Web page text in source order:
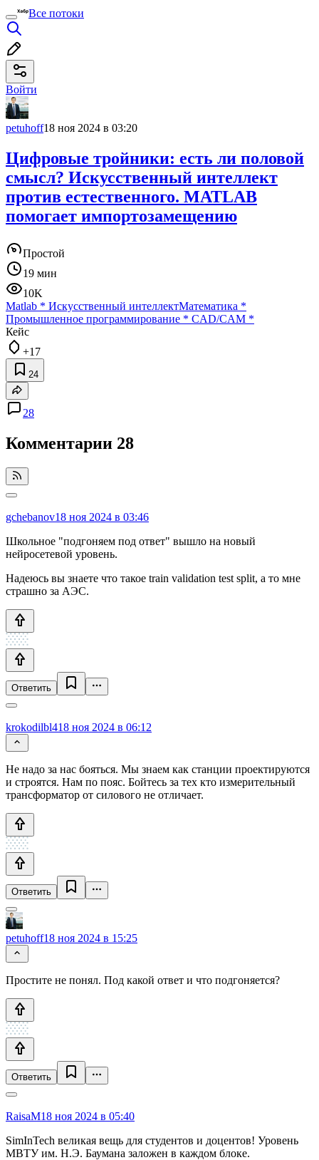
Все потоки
Войти
petuhoff18 ноя 2024 в 03:20
Цифровые тройники: есть ли половой
смысл? Искусственный интеллект
против естественного. MATLAB
помогает импортозамещению
Простой
19 мин
10K
Matlab * Искусственный интеллектМатематика *
Промышленное программирование * CAD/CAM *
Кейс
+17
24
28
Комментарии 28
gchebanov18 ноя 2024 в 03:46
Школьное "подгоняем под ответ" вышло на новый
нейросетевой уровень.
Надеюсь вы знаете что такое train validation test split, а то мне
страшно за АЭС.
Ответить
krokodilbl418 ноя 2024 в 06:12
Не надо за нас бояться. Мы знаем как станции проектируются
и строятся. Нам по пояс. Бойтесь за тех кто измерительный
трансформатор от силового не отличает.
Ответить
petuhoff18 ноя 2024 в 15:25
Простите не понял. Под какой ответ и что подгоняется?
Ответить
RaisaM18 ноя 2024 в 05:40
SimInTech великая вещь для студентов и доцентов! Уровень
МВТУ им. Н.Э. Баумана заложен в каждом блоке.